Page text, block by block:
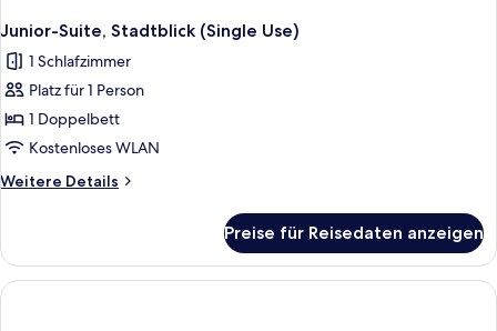
Junior-Suite, Stadtblick (Single Use)
1 Schlafzimmer
Platz für 1 Person
1 Doppelbett
Kostenloses WLAN
Weitere Details
Weitere
Suite,
Stadtblick
(Single
Preise für Reisedaten anzeigen